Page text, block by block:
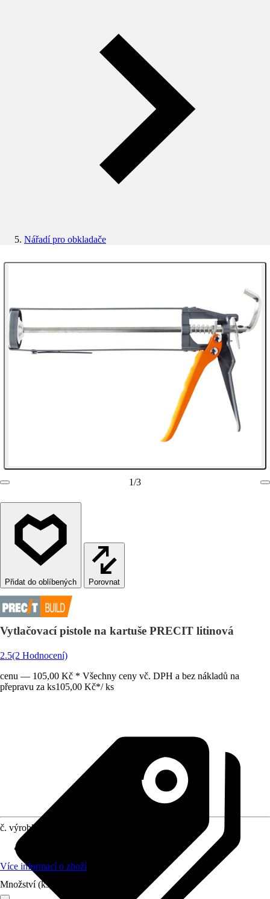
Nářadí pro obkladače
1/3
Porovnat
Vytlačovací pistole na kartuše PRECIT litinová
2.5(2 Hodnocení)
cenu — 105,00 Kč * Všechny ceny vč. DPH a bez nákladů na
přepravu za ks105,00 Kč*/ ks
č. výrobku
Více informací o zboží
Množství (ks)